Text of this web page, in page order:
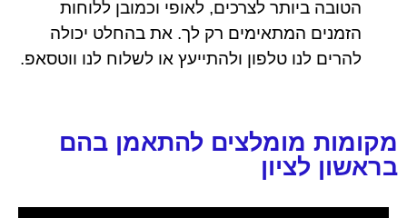
הטובה ביותר לצרכים, לאופי וכמובן ללוחות
הזמנים המתאימים רק לך. את בהחלט יכולה
להרים לנו טלפון ולהתייעץ או לשלוח לנו ווטסאפ.
מקומות מומלצים להתאמן בהם
בראשון לציון